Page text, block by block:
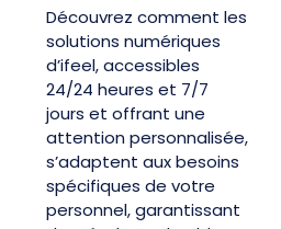
Découvrez comment les
solutions numériques
d’ifeel, accessibles
24/24 heures et 7/7
jours et offrant une
attention personnalisée,
s’adaptent aux besoins
spécifiques de votre
personnel, garantissant